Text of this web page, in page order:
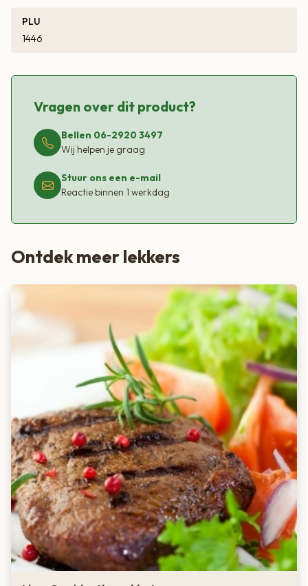
PLU
1446
Vragen over dit product?
Bellen 06-2920 3497
Wij helpen je graag
Stuur ons een e-mail
Reactie binnen 1 werkdag
Ontdek meer lekkers